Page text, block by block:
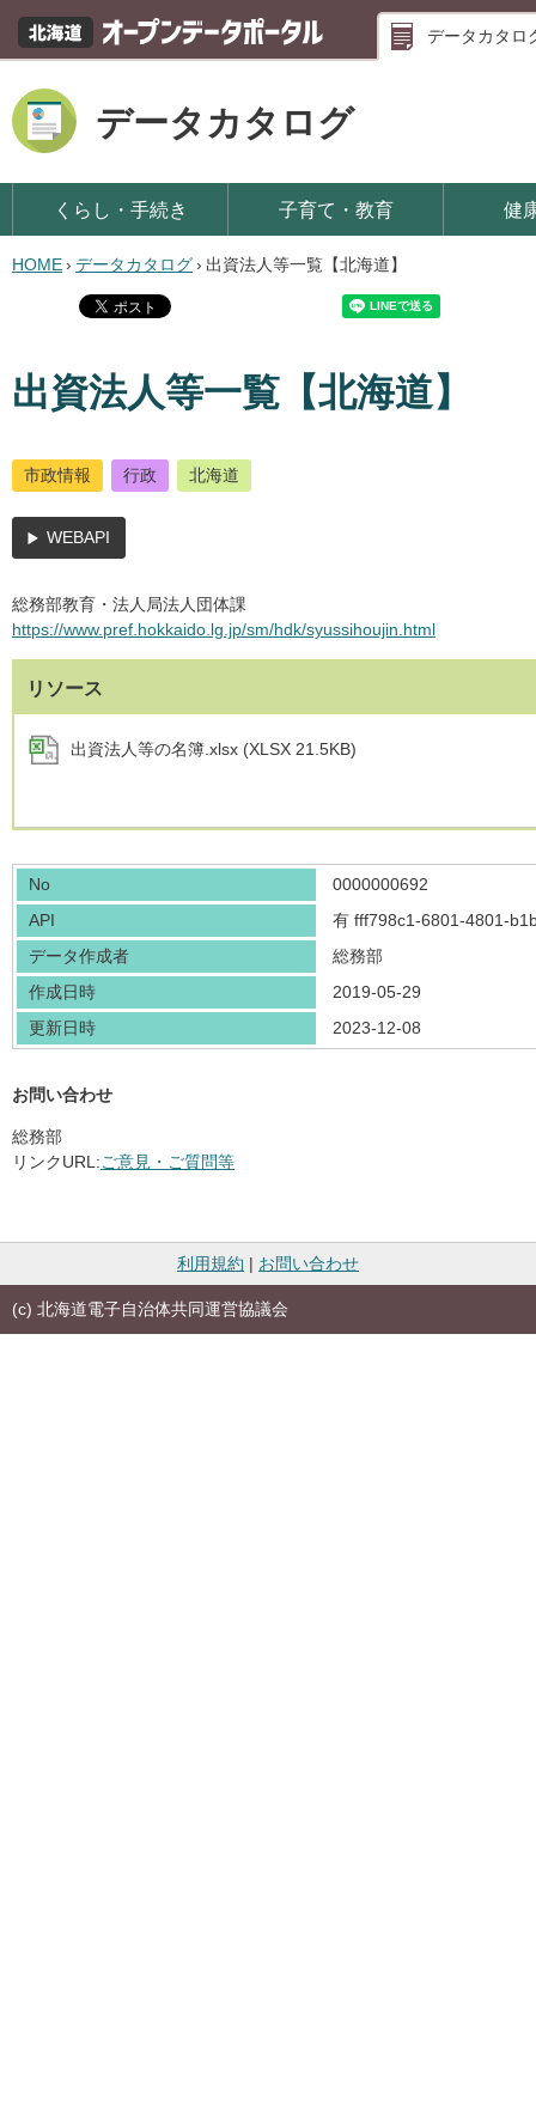
データカタロ
データカタログ
くらし・手続き 子育て・教育 健
HOME› データカタログ› 出資法人等一覧【北海道】
出資法人等一覧【北海道】
市政情報 行政 北海道
WEBAPI
総務部教育・法人局法人団体課
https://www.pref.hokkaido.lg.jp/sm/hdk/syussihoujin.html
リソース
出資法人等の名簿.xlsx (XLSX 21.5KB)
No
0000000692
API
有 fff798c1-6801-4801-
データ作成者
総務部
作成日時
2019-05-29
更新日時
2023-12-08
お問い合わせ
総務部
リンクURL:ご意見・ご質問等
利用規約 | お問い合わせ
(c) 北海道電子自治体共同運営協議会